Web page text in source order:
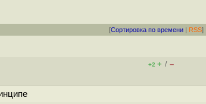
[Сортировка по времени | RSS]
+2 + / –